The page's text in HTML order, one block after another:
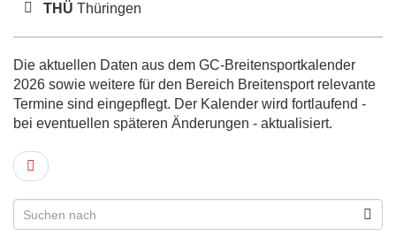
THÜ Thüringen
Die aktuellen Daten aus dem GC-Breitensportkalender
2026 sowie weitere für den Bereich Breitensport relevante
Termine sind eingepflegt. Der Kalender wird fortlaufend -
bei eventuellen späteren Änderungen - aktualisiert.